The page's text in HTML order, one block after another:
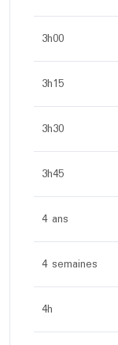
3h00
3h15
3h30
3h45
4 ans
4 semaines
4h